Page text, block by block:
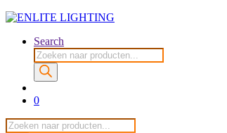
Search
Producten
zoeken
0
Producten